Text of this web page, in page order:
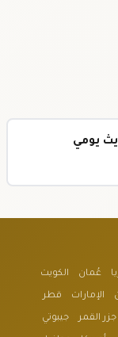
يومي
عُمان الكويت
الإمارات قطر
جزر القمر جيبوتي